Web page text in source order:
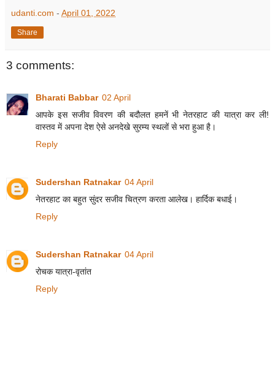
udanti.com - April 01, 2022
Share
3 comments:
Bharati Babbar 02 April
आपके इस सजीव विवरण की बदौलत हमनें भी नेतरहाट की यात्रा कर ली!
वास्तव में अपना देश ऐसे अनदेखे सुरम्य स्थलों से भरा हुआ है।
Reply
Sudershan Ratnakar 04 April
नेतरहाट का बहुत सुंदर सजीव चित्रण करता आलेख। हार्दिक बधाई।
Reply
Sudershan Ratnakar 04 April
रोचक यात्रा-वृतांत
Reply